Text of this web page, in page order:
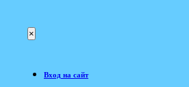
×
Вход на сайт